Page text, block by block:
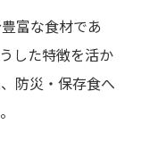
富な食材であ
した特徴を活か
防災・保存食へ